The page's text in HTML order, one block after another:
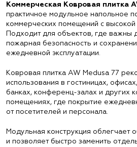
Коммерческая Ковровая плитка
практичное модульное напольное
коммерческих помещений с
Подходит для объектов, где важны
пожарная безопасность и
ежедневной эксплуатации.
Ковровая плитка AW Medusa 77
использования в гостиницах,
банках, конференц-залах и других
помещениях, где покрытие
от посетителей и персонала.
Модульная конструкция облегчает
и позволяет быстро заменить